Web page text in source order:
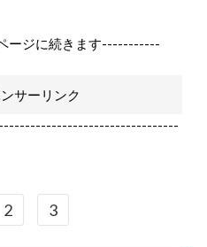
ージに続きます-----------
サーリンク
2 3